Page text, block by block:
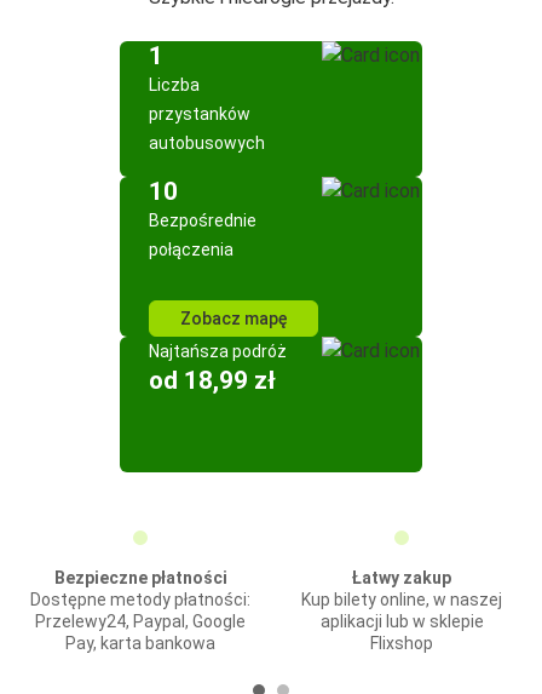
1
Liczba
przystanków
autobusowych
10
Bezpośrednie
połączenia
Zobacz mapę
Najtańsza podróż
od 18,99 zł
Bezpieczne płatności
Dostępne metody płatności:
Przelewy24, Paypal, Google
Pay, karta bankowa
Łatwy zakup
Kup bilety online, w naszej
aplikacji lub w sklepie
Flixshop